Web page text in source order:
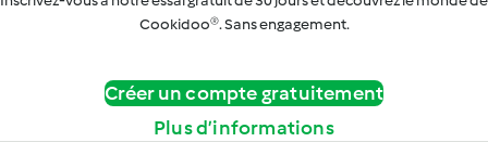
Cookidoo®. Sans engagement.
Créer un compte gratuitement
Plus d’informations